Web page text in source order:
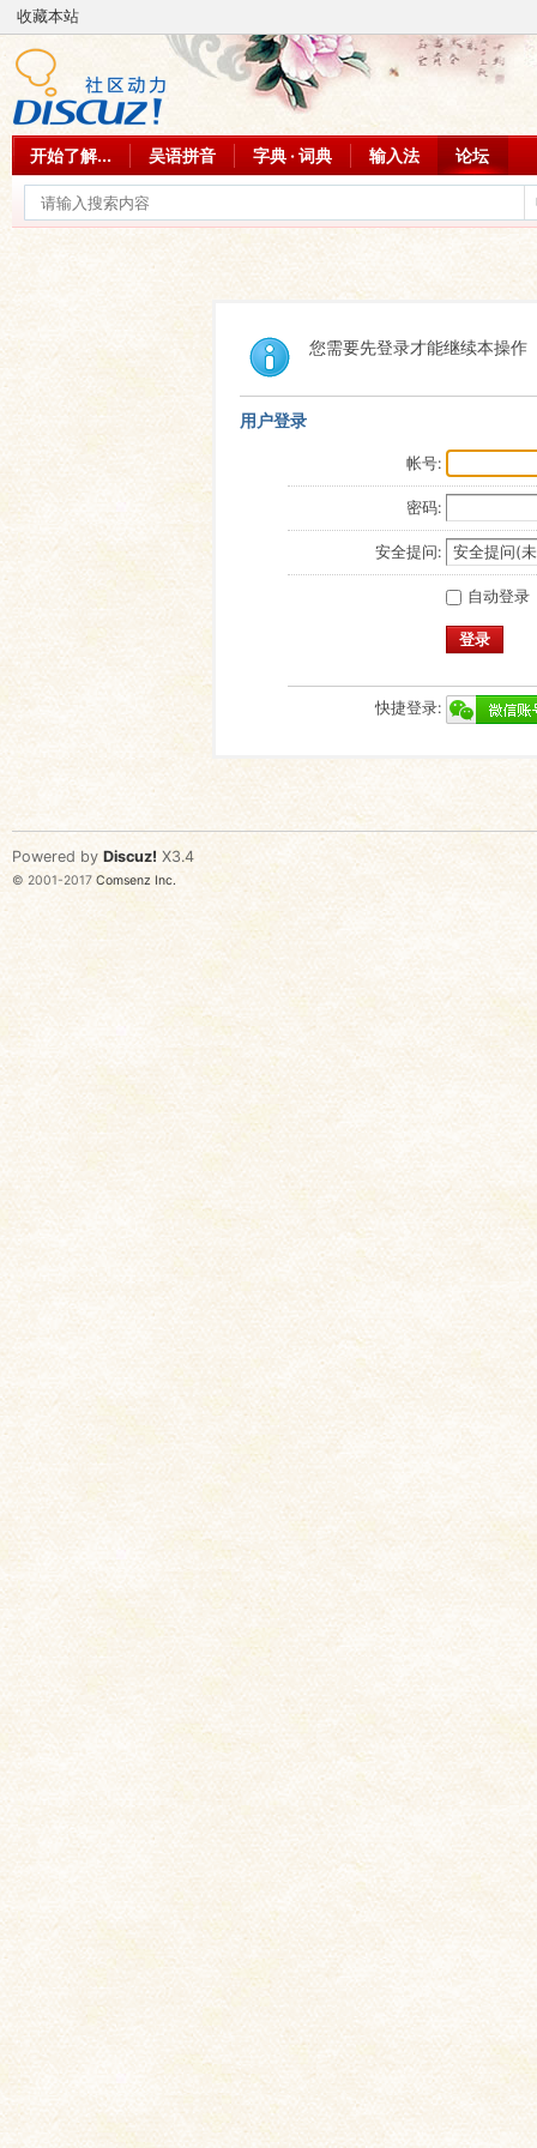
收藏本站
开始了解... 吴语拼音 字典 · 词典 输入法 论坛
您需要先登录才能继续本操作
用户登录
帐号:
密码:
安全提问:
自动登录
登录
快捷登录:
Powered by Discuz! X3.4
© 2001-2017 Comsenz Inc.